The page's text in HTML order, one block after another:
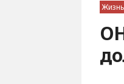
Жизнь